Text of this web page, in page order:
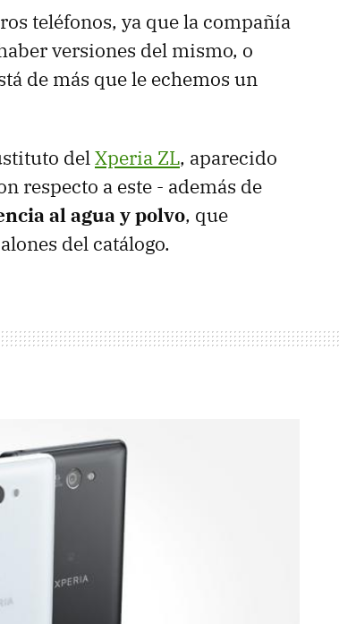
teléfonos, ya que la compañía
versiones del mismo, o
de más que le echemos un
delXperia ZL, aparecido
respecto a este - además de
al agua y polvo, que
del catálogo.